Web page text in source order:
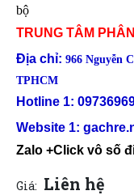
bộ
TRUNG TÂM
Địa chỉ: 966 Nguyễn
TPHCM
Hotline 1:
Website 1:
Zalo +Click vô số
Giá: Liên hệ